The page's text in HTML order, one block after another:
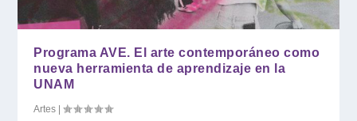
Programa AVE. El arte contemporáneo como
nueva herramienta de aprendizaje en la
UNAM
Artes |